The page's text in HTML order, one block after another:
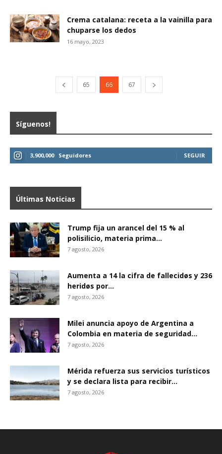
Crema catalana: receta a la vainilla para
chuparse los dedos
16 mayo, 2023
65 66 67
Síguenos!
3,900,000 Seguidores SEGUIR
Últimas Noticias
Trump fija un arancel del 15 % al
polisilicio, materia prima...
7 agosto, 2026
Aumenta a 14 la cifra de fallecidøs y 236
heridøs por...
7 agosto, 2026
Milei anuncia apoyo de Argentina a
Colombia en materia de seguridad...
7 agosto, 2026
Mérida refuerza sus servicios turísticos
y se declara lista para recibir...
7 agosto, 2026